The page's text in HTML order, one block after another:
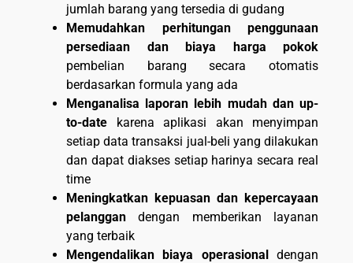
jumlah barang yang tersedia di gudang
Memudahkan perhitungan penggunaan
persediaan dan biaya harga pokok
pembelian barang secara otomatis
berdasarkan formula yang ada
Menganalisa laporan lebih mudah dan up-
to-date karena aplikasi akan menyimpan
setiap data transaksi jual-beli yang dilakukan
dan dapat diakses setiap harinya secara real
time
Meningkatkan kepuasan dan kepercayaan
pelanggan dengan memberikan layanan
yang terbaik
Mengendalikan biaya operasionaldengan